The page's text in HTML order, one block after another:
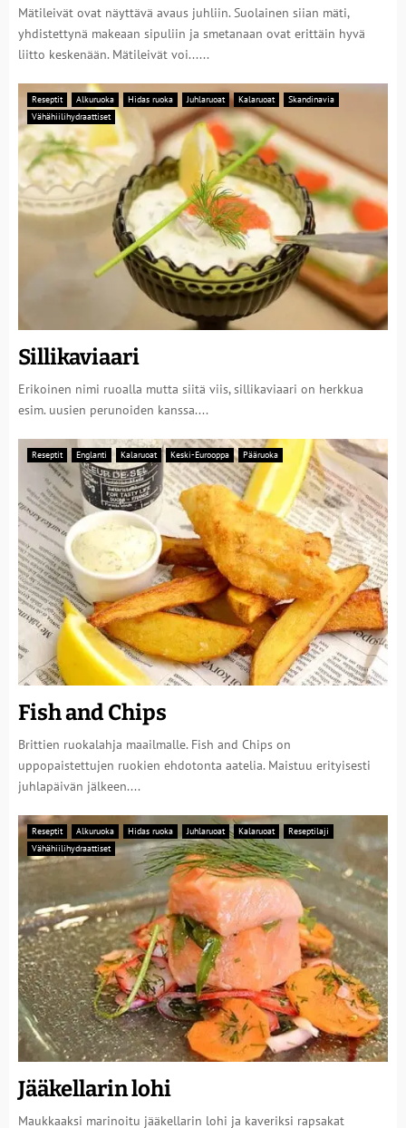
Mätileivät ovat näyttävä avaus juhliin. Suolainen siian mäti,
yhdistettynä makeaan sipuliin ja smetanaan ovat erittäin hyvä
liitto keskenään. Mätileivät voi......
Reseptit Alkuruoka Hidas ruoka Juhlaruoat Kalaruoat
Skandinavia
Vähähiilihydraattiset
Sillikaviaari
Erikoinen nimi ruoalla mutta siitä viis, sillikaviaari on herkkua
esim. uusien perunoiden kanssa....
Reseptit Englanti Kalaruoat Keski-Eurooppa Pääruoka
Fish and Chips
Brittien ruokalahja maailmalle. Fish and Chips on
uppopaistettujen ruokien ehdotonta aatelia. Maistuu erityisesti
juhlapäivän jälkeen....
Reseptit Alkuruoka Hidas ruoka Juhlaruoat Kalaruoat
Reseptilaji
Vähähiilihydraattiset
Jääkellarin lohi
Maukkaaksi marinoitu jääkellarin lohi ja kaveriksi rapsakat